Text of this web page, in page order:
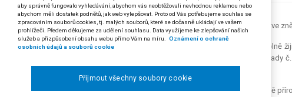
§ 5b a § 88 odst. 1 písm. e) zákona č. 114/1992 Sb., o ochraně přírody a krajiny, ve
zákona č. 16/1997 Sb., o podmínkách dovozu a vývozu ohrožených druhů volně
k ochraně těchto druhů a o změně a doplnění zákona České národní rady
č. 320/2002 Sb.
*)
1 zákona č. 218/2004 Sb., kterým se mění zákon č. 114/1992 Sb., o ochraně
aby správně fungovalo vyhledávání, abychom vás neobtěžovali nevhodnou reklamou nebo
abychom měli dostatek podnětů, jak web vylepšovat. Proto od Vás potřebujeme souhlas se
zpracováním souborů cookies, tj. malých souborů, které se dočasně ukládají ve vašem
prohlížeči. Předem děkujeme za udělení souhlasu. Data využijeme ke zlepšování našich
služeb a přizpůsobení obsahu webu přímo Vám na míru.
Oznámení o ochraně
osobních údajů a souborů cookie
Přijmout všechny soubory cookie